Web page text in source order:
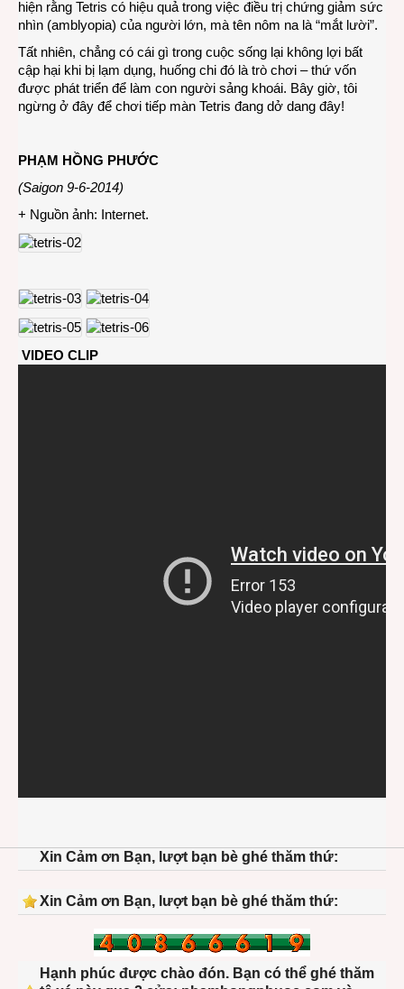
hiện rằng Tetris có hiệu quả trong việc điều trị chứng giảm sức
nhìn (amblyopia) của người lớn, mà tên nôm na là “mắt lười”.
Tất nhiên, chẳng có cái gì trong cuộc sống lại không lợi bất
cập hại khi bị lạm dụng, huống chi đó là trò chơi – thứ vốn
được phát triển để làm con người sảng khoái. Bây giờ, tôi
ngừng ở đây để chơi tiếp màn Tetris đang dở dang đây!
PHẠM HỒNG PHƯỚC
(Saigon 9-6-2014)
+ Nguồn ảnh: Internet.
VIDEO CLIP
Xin Cảm ơn Bạn, lượt bạn bè ghé thăm thứ:
Xin Cảm ơn Bạn, lượt bạn bè ghé thăm thứ:
Hạnh phúc được chào đón. Bạn có thể ghé thăm